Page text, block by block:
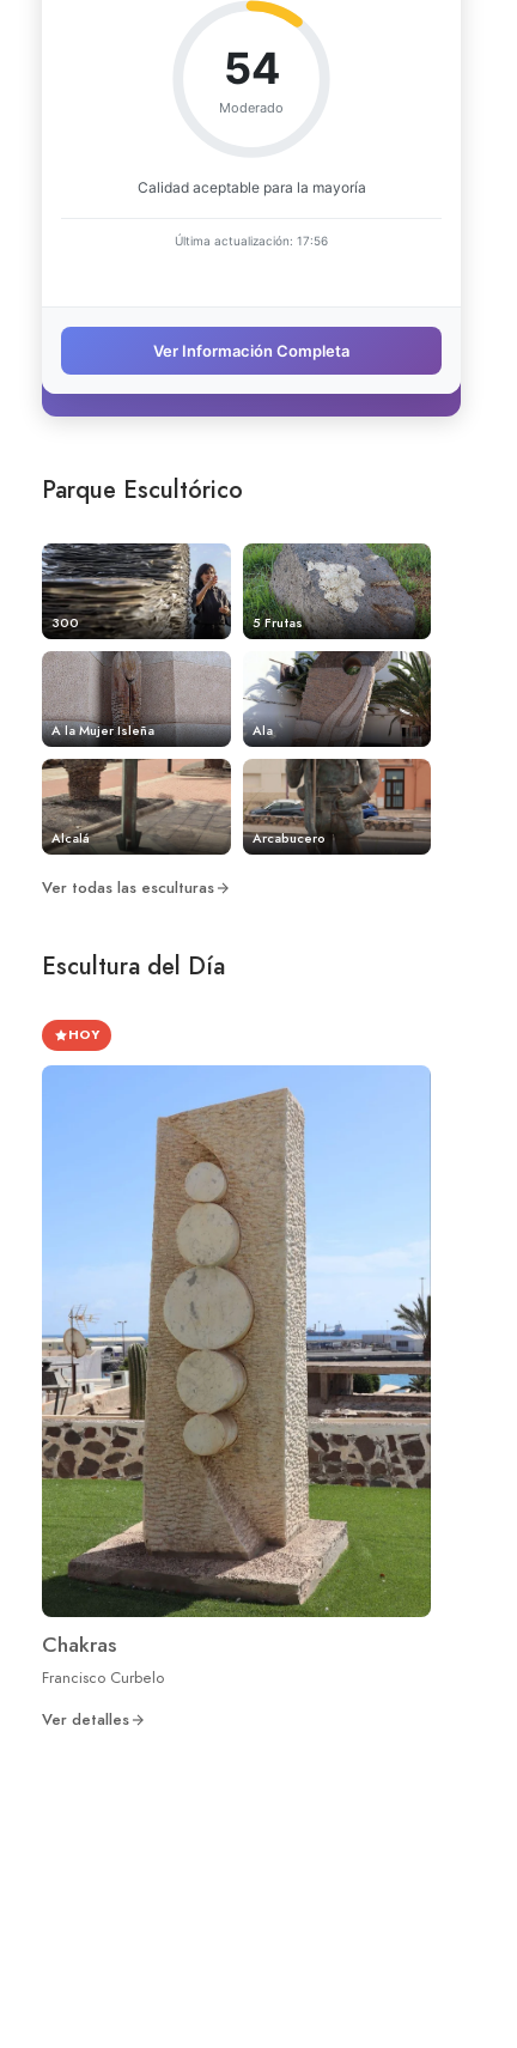
Parque Escultórico
300 5 Frutas
A la Mujer Isleña Ala
Alcalá Arcabucero
Ver todas las esculturas
Escultura del Día
HOY
Chakras
Francisco Curbelo
Ver detalles